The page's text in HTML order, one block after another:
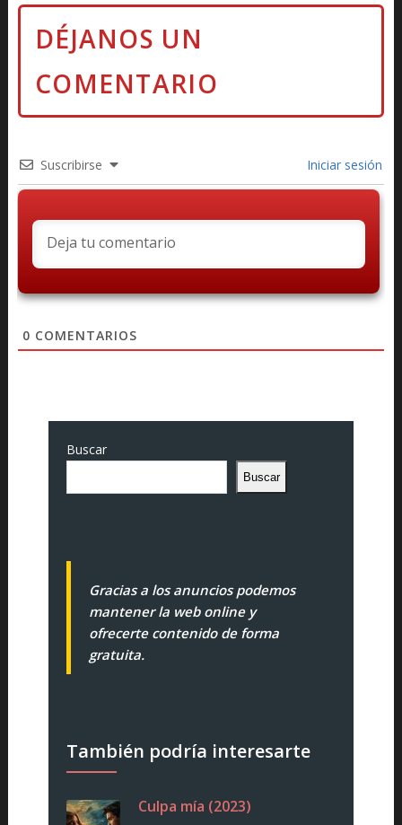
Suscribirse Iniciar sesión
0 COMENTARIOS
Buscar
Buscar
Gracias a los anuncios podemos
mantener la web online y
ofrecerte contenido de forma
gratuita.
También podría interesarte
Culpa mía (2023)